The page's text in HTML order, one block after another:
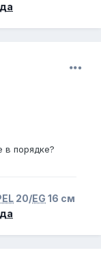
в порядке?
20/EG 16 см